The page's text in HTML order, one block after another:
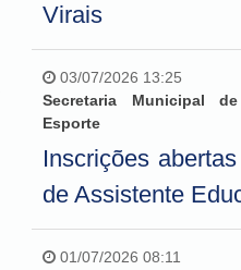
Virais
03/07/2026 13:25
Secretaria Municipal
Esporte
Inscrições
de Assistente
01/07/2026 08:11